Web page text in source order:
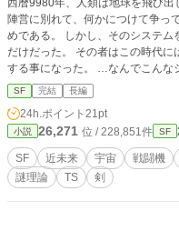
西暦9980年、人類は地球を飛び
陣営に別れて、何かにつけて争っ
めである。 しかし、そのシステ
だけだった。 その者はこの時代
する事になった。 …なんでこんな
て、この時代に召喚されて、こな
く。 何故主人公はこの時代に召喚
も？ 第一章 宇宙召喚編 未来世界に魂を召喚された主人公が、宇宙空間を戦闘
機で飛び回るお話です。 掲げられ
て、 最終的には答え合わせのよ
調和は、暇潰しに最適デス！ (´・ω・) 第二章 惑星ファンタジー迷走
から とある惑星での任務。 行方
る侵略者と戦うお話し。 そのつ
SF 完結 長編
24h.ポイント 21pt
小説 26,271 位 / 228,851件 SF
SF 近未来 宇宙 戦闘機
謎理論
TS 剣